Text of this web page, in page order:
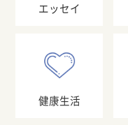
エッセイ
健康生活